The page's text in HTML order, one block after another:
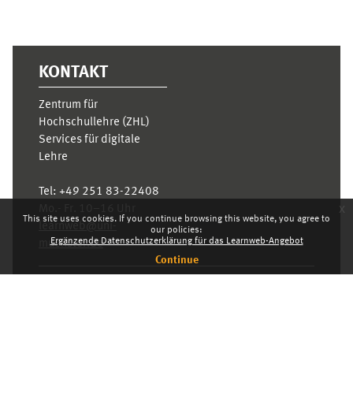
This site uses cookies. If you continue browsing this website, you agree to
our policies:
Ergänzende Datenschutzerklärung für das Learnweb-Angebot
Continue
x
KONTAKT
Zentrum für
Hochschullehre (ZHL)
Services für digitale
Lehre
Tel: +49 251 83-22408
muenster.de